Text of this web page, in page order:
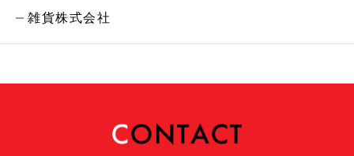
雑貨株式会社